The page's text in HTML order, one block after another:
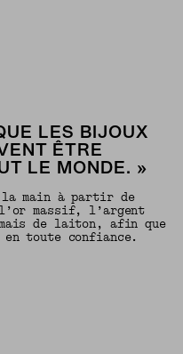
LES BIJOUX
ÊTRE
LE MONDE. »
main à partir de
l’or massif, l’argent
de laiton, afin que
toute confiance.